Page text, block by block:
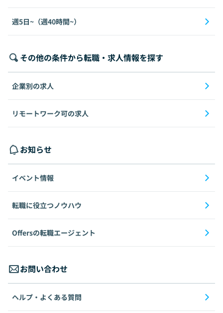
週5日~（週40時間~）
その他の条件から転職・求人情報を探す
企業別の求人
リモートワーク可の求人
お知らせ
イベント情報
転職に役立つノウハウ
Offersの転職エージェント
お問い合わせ
ヘルプ・よくある質問